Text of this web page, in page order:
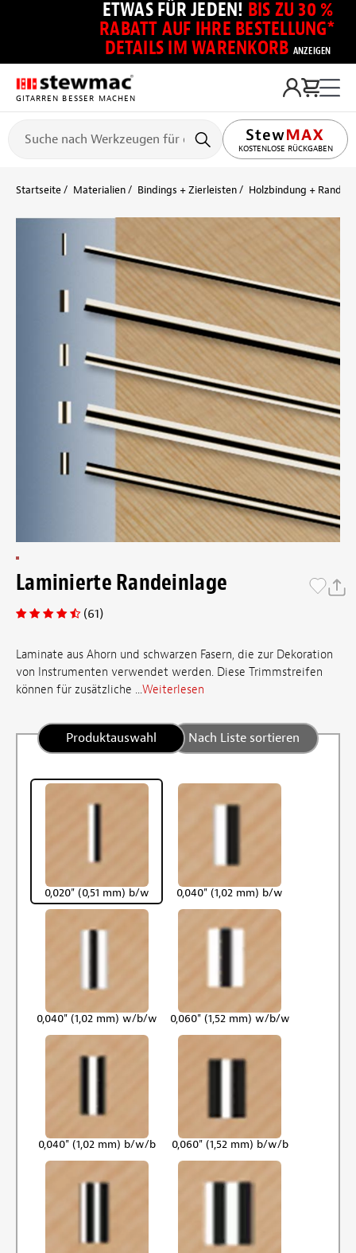
ETWAS FÜR JEDEN! BIS ZU 30 %
RABATT AUF IHRE BESTELLUNG*
DETAILS IM WARENKORB ANZEIGEN
GITARREN BESSER MACHEN
KOSTENLOSE RÜCKGABEN
Startseite Materialien Bindings + Zierleisten Holzbindung +
Laminierte Randeinlage
(61)
Laminate aus Ahorn und schwarzen Fasern, die zur Dekoration
von Instrumenten verwendet werden. Diese Trimmstreifen
können für zusätzliche ...Weiterlesen
Produktauswahl Nach Liste sortieren
0,020" (0,51 mm) b/w 0,040" (1,02 mm) b/w
0,040" (1,02 mm) w/b/w 0,060" (1,52 mm) w/b/w
0,040" (1,02 mm) b/w/b 0,060" (1,52 mm) b/w/b